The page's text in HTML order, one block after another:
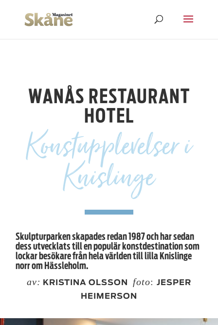
WANÅS RESTAURANT
HOTEL
Konstupplevelser i
Knislinge
Skulpturparken skapades redan 1987 och har sedan
dess utvecklats till en populär konstdestination som
lockar besökare från hela världen till lilla Knislinge
norr om Hässleholm.
av: KRISTINA OLSSON foto: JESPER
HEIMERSON